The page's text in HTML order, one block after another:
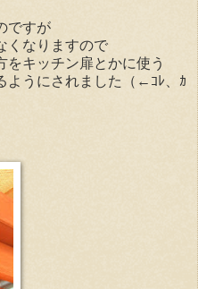
ですが
くなりますので
をキッチン扉とかに使う
ようにされました（←ｺﾚ、ｶ